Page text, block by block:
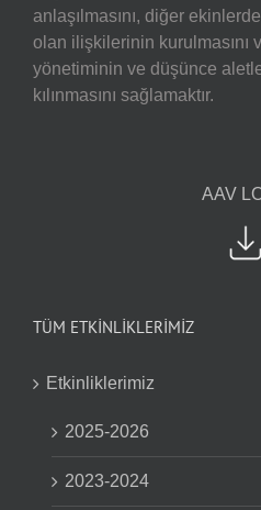
anlaşılmasını, diğer
olan ilişkilerinin kurulmasını
yönetiminin ve düşünce
kılınmasını sağlamaktır.
AAV
TÜM ETKİNLİKLERİMİZ
Etkinliklerimiz
2025-2026
2023-2024